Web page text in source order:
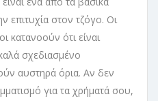
επιτυχία στον τζόγο. Οι
κατανοούν ότι είναι
σχεδιασμένο
αυστηρά όρια. Αν δεν
για τα χρήματά σου,